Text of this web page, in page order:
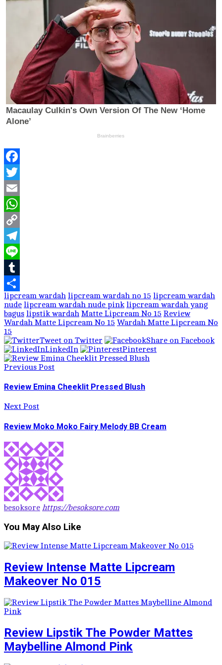
Facebook
Twitter
Email
WhatsApp
Copy
Link
Telegram
Line
Tumblr
Share
lipcream wardah lipcream wardah no 15 lipcream wardah
nude lipcream wardah nude pink lipcream wardah yang
bagus lipstik wardah Matte Lipcream No 15 Review
Wardah Matte Lipcream No 15 Wardah Matte Lipcream No
15
Tweet on Twitter
Share on Facebook
LinkedIn
Pinterest
Previous Post
Review Emina Cheeklit Pressed Blush
Next Post
Review Moko Moko Fairy Melody BB Cream
besoksore https://besoksore.com
You May Also Like
Review Intense Matte Lipcream
Makeover No 015
Review Lipstik The Powder Mattes
Maybelline Almond Pink